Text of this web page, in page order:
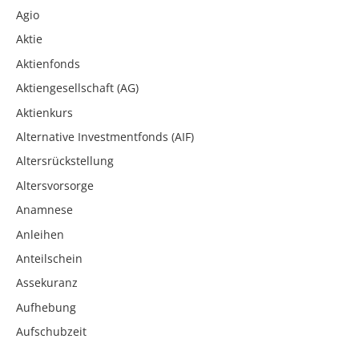
Agio
Aktie
Aktienfonds
Aktiengesellschaft (AG)
Aktienkurs
Alternative Investmentfonds (AIF)
Altersrückstellung
Altersvorsorge
Anamnese
Anleihen
Anteilschein
Assekuranz
Aufhebung
Aufschubzeit